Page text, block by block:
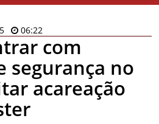
06:22
com
segurança no
acareação